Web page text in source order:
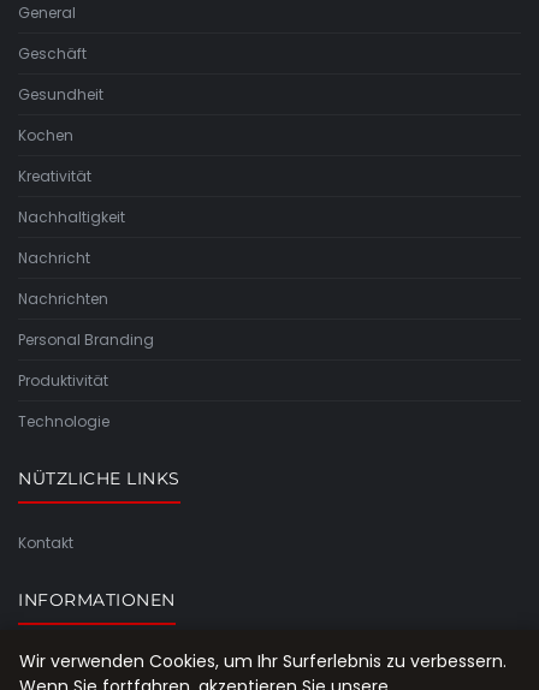
General
Geschäft
Gesundheit
Kochen
Kreativität
Nachhaltigkeit
Nachricht
Nachrichten
Personal Branding
Produktivität
Technologie
NÜTZLICHE LINKS
Kontakt
INFORMATIONEN
Seitenübersicht
Wir verwenden Cookies, um Ihr Surferlebnis zu verbessern.